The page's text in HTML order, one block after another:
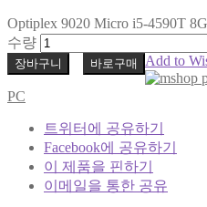
Optiplex 9020 Micro i5-4590T
수량
장바구니 바로구매
Add to
PC
트위터에 공유하기
Facebook에 공유하기
이 제품을 핀하기
이메일을 통한 공유